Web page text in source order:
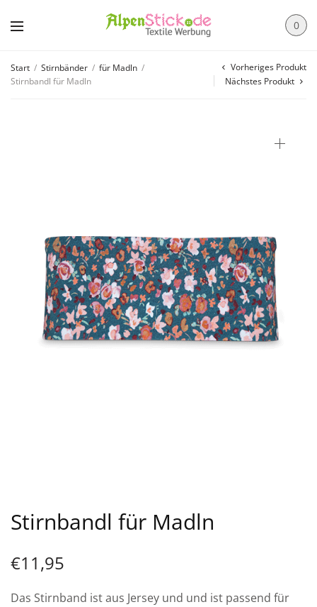
0
Start / Stirnbänder / für Madln /
Stirnbandl für Madln
Vorheriges Produkt
Nächstes Produkt
Stirnbandl für Madln
€11,95
Das Stirnband ist aus Jersey und und ist passend für